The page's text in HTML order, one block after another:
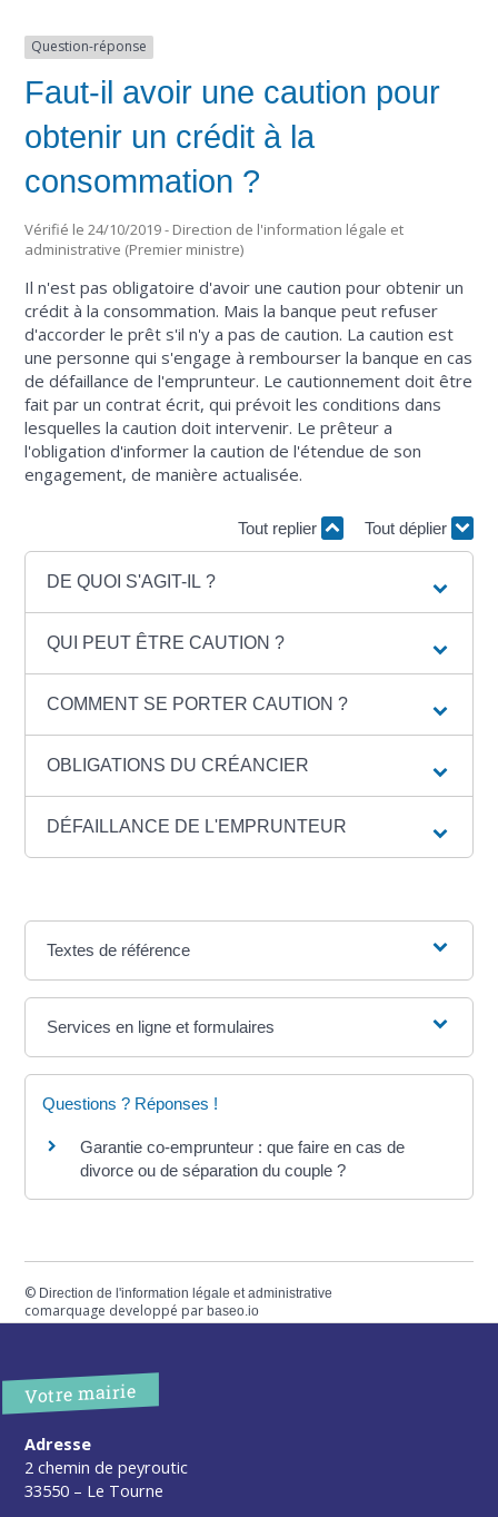
Question-réponse
Faut-il avoir une caution pour
obtenir un crédit à la
consommation ?
Vérifié le 24/10/2019 - Direction de l'information légale et
administrative (Premier ministre)
Il n'est pas obligatoire d'avoir une caution pour obtenir un
crédit à la consommation. Mais la banque peut refuser
d'accorder le prêt s'il n'y a pas de caution. La caution est
une personne qui s'engage à rembourser la banque en cas
de défaillance de l'emprunteur. Le cautionnement doit être
fait par un contrat écrit, qui prévoit les conditions dans
lesquelles la caution doit intervenir. Le prêteur a
l'obligation d'informer la caution de l'étendue de son
engagement, de manière actualisée.
Tout replier Tout déplier
DE QUOI S'AGIT-IL ?
QUI PEUT ÊTRE CAUTION ?
COMMENT SE PORTER CAUTION ?
OBLIGATIONS DU CRÉANCIER
DÉFAILLANCE DE L'EMPRUNTEUR
Textes de référence
Services en ligne et formulaires
Questions ? Réponses !
Garantie co-emprunteur : que faire en cas de
divorce ou de séparation du couple ?
© Direction de l'information légale et administrative
comarquage developpé parbaseo.io
Votre mairie
Adresse
2 chemin de peyroutic
33550 – Le Tourne